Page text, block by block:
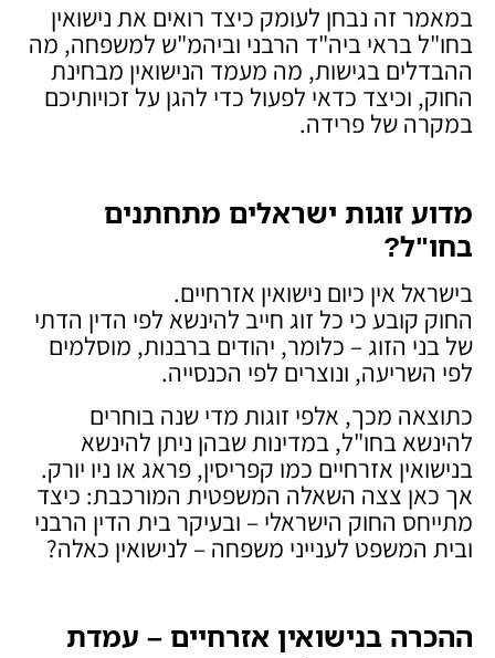
במאמר זה נבחן לעומק כיצד רואים את נישואין
בחו"ל בראי ביה"ד הרבני וביהמ"ש למשפחה, מה
ההבדלים בגישות, מה מעמד הנישואין מבחינת
החוק, וכיצד כדאי לפעול כדי להגן על זכויותיכם
במקרה של פרידה.
מדוע זוגות ישראלים מתחתנים
בחו"ל?
בישראל אין כיום נישואין אזרחיים.
החוק קובע כי כל זוג חייב להינשא לפי הדין הדתי
של בני הזוג – כלומר, יהודים ברבנות, מוסלמים
לפי השריעה, ונוצרים לפי הכנסייה.
כתוצאה מכך, אלפי זוגות מדי שנה בוחרים
להינשא בחו"ל, במדינות שבהן ניתן להינשא
בנישואין אזרחיים כמו קפריסין, פראג או ניו יורק.
אך כאן צצה השאלה המשפטית המורכבת: כיצד
מתייחס החוק הישראלי – ובעיקר בית הדין הרבני
ובית המשפט לענייני משפחה – לנישואין כאלה?
ההכרה בנישואין אזרחיים – עמדת